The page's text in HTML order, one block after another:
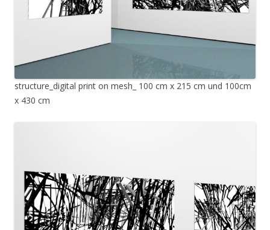
structure_digital print on mesh_ 100 cm x 215 cm und 100cm
x 430 cm